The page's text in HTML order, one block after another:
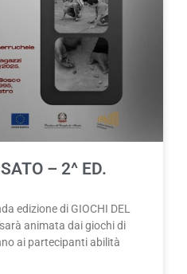
– 2^ ED.
edizione di GIOCHI DEL
animata dai giochi di
ai partecipanti abilità